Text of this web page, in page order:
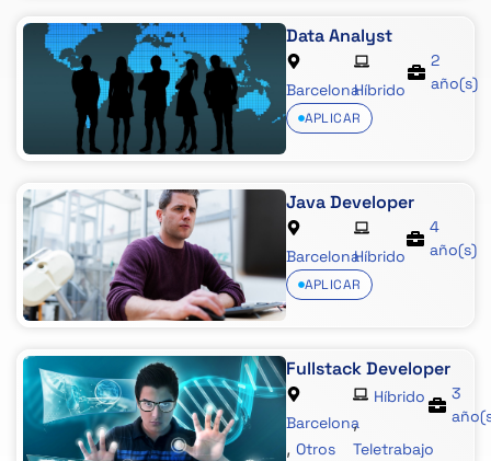
Data Analyst
BarcelonaHíbrido
2
año(s)
APLICAR
Java Developer
BarcelonaHíbrido
4
año(s)
APLICAR
Fullstack Developer
Barcelona
, Otros
Híbrido
,
Teletrabajo
3